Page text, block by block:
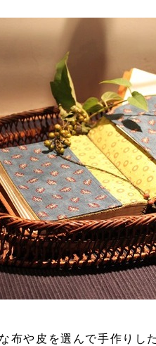
布や皮を選んで手作りし